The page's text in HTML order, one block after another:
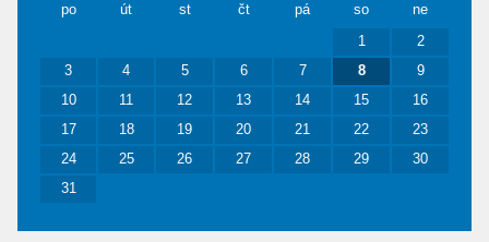
po út st čt pá so ne
1
2
3
4 5 6 7 8
9
10
11 12 13 14 15
16
17
18 19 20 21 22
23
24
25 26 27 28 29
30
31